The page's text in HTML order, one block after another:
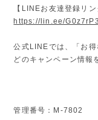
【LINEお友達登録リン
https://lin.ee/G0z7rP3
公式LINEでは、「お
どのキャンペーン情報
管理番号：M-7802